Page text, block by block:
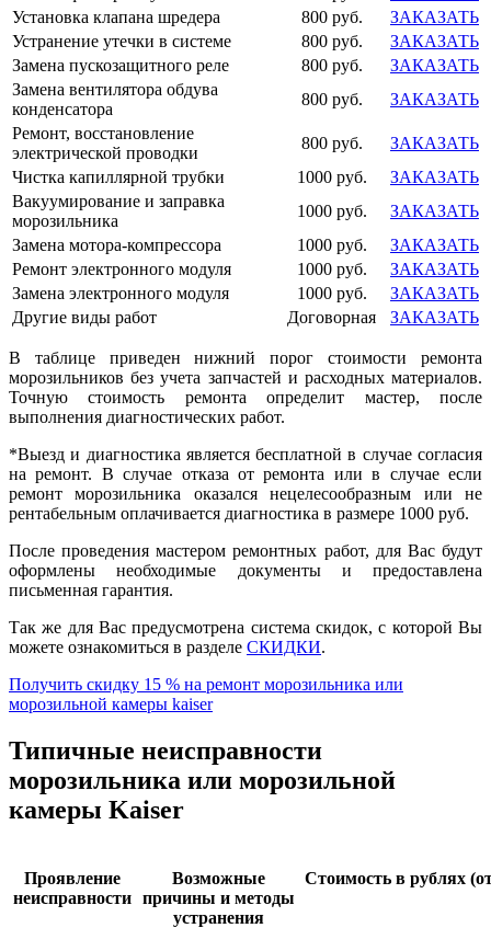
Установка клапана шредера
800 руб.
ЗАКАЗАТЬ
Устранение утечки в системе
800 руб.
ЗАКАЗАТЬ
Замена пускозащитного реле
800 руб.
ЗАКАЗАТЬ
Замена вентилятора обдува
конденсатора
800 руб.
ЗАКАЗАТЬ
Ремонт, восстановление
электрической проводки
800 руб.
ЗАКАЗАТЬ
Чистка капиллярной трубки
1000 руб.
ЗАКАЗАТЬ
Вакуумирование и заправка
морозильника
1000 руб.
ЗАКАЗАТЬ
Замена мотора-компрессора
1000 руб.
ЗАКАЗАТЬ
Ремонт электронного модуля
1000 руб.
ЗАКАЗАТЬ
Замена электронного модуля
1000 руб.
ЗАКАЗАТЬ
Другие виды работ
Договорная ЗАКАЗАТЬ
В таблице приведен нижний порог стоимости ремонта
морозильников без учета запчастей и расходных материалов.
Точную стоимость ремонта определит мастер, после
выполнения диагностических работ.
*Выезд и диагностика является бесплатной в случае согласия
на ремонт. В случае отказа от ремонта или в случае если
ремонт морозильника оказался нецелесообразным или не
рентабельным оплачивается диагностика в размере 1000 руб.
После проведения мастером ремонтных работ, для Вас будут
оформлены необходимые документы и предоставлена
письменная гарантия.
Так же для Вас предусмотрена система скидок, с которой Вы
можете ознакомиться в разделе СКИДКИ.
Получить скидку 15 % на ремонт морозильника или
морозильной камеры kaiser
Типичные неисправности
морозильника или морозильной
камеры Kaiser
Проявление
неисправности
Возможные
причины и методы
устранения
Стоимость в рублях